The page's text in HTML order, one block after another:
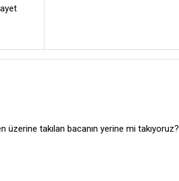
üzerine takılan bacanın yerine mi takıyoruz?